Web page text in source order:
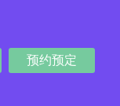
预约预定